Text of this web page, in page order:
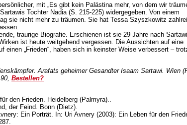
mit „Es gibt kein Palästina mehr, von dem wir
Tochter Nadia (S. 215-225) widergegeben. Von einem
sie nicht mehr zu träumen. Sie hat Tessa Szyszkowitz
traurige Biografie. Erschienen ist sie 29 Jahre nach
ist heute weitgehend vergessen. Die Aussichten auf eine
einen „Frieden“, haben sich in keinster Weise verbessert –
Arafats geheimer Gesandter Isaam Sartawi. Wien
Bestellen?
den Frieden. Heidelberg (Palmyra)..
der Feind. Bonn (Dietz).
Ein Porträt. In: Uri Avnery (2003): Ein Leben für den